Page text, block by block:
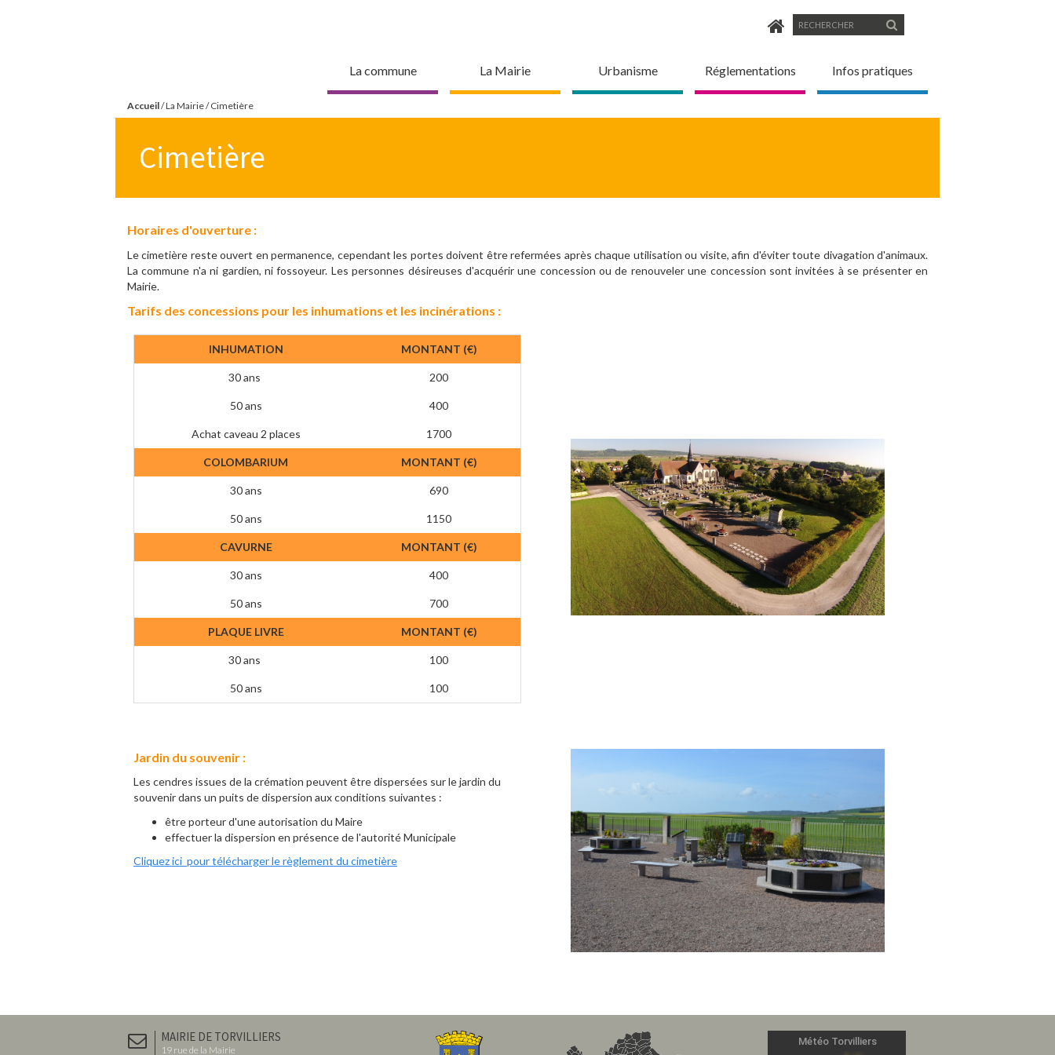
Formulaire
recherche
La commune La Mairie Urbanisme Réglementations Infos pratiques
êtes
Accueil/La Mairie/ Cimetière
Cimetière
Horaires d'ouverture :
Le cimetière reste ouvert en permanence, cependant les portes doivent être refermées après chaque utilisation ou visite, afin d'éviter toute divagation d'animaux.
La commune n'a ni gardien, ni fossoyeur. Les personnes désireuses d'acquérir une concession ou de renouveler une concession sont invitées à se présenter en
Mairie.
Tarifs des concessions pour les inhumations et les incinérations :
INHUMATION MONTANT (€)
30 ans 200
50 ans 400
Achat caveau 2 places 1700
COLOMBARIUM MONTANT (€)
30 ans 690
50 ans 1150
CAVURNE MONTANT (€)
30 ans 400
50 ans 700
PLAQUE LIVRE MONTANT (€)
30 ans 100
50 ans 100
Jardin du souvenir :
Les cendres issues de la crémation peuvent être dispersées sur le jardin du
souvenir dans un puits de dispersion aux conditions suivantes :
être porteur d'une autorisation du Maire
effectuer la dispersion en présence de l'autorité Municipale
Cliquez ici pour télécharger le règlement du cimetière
MAIRIE DE TORVILLIERS
19 rue de la Mairie